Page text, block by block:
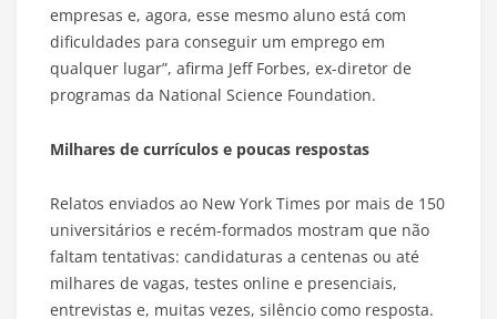
empresas e, agora, esse mesmo aluno está com
dificuldades para conseguir um emprego em
qualquer lugar”, afirma Jeff Forbes, ex-diretor de
programas da National Science Foundation.
Milhares de currículos e poucas respostas
Relatos enviados ao New York Times por mais de 150
universitários e recém-formados mostram que não
faltam tentativas: candidaturas a centenas ou até
milhares de vagas, testes online e presenciais,
entrevistas e, muitas vezes, silêncio como resposta.